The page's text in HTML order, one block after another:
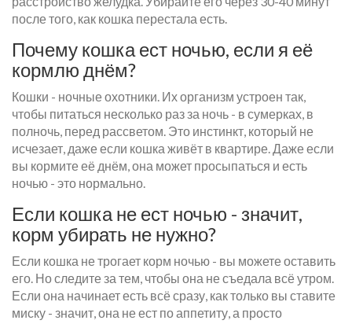
после того, как кошка перестала есть.
Почему кошка ест ночью, если я её
кормлю днём?
Кошки - ночные охотники. Их организм устроен так,
чтобы питаться несколько раз за ночь - в сумерках, в
полночь, перед рассветом. Это инстинкт, который не
исчезает, даже если кошка живёт в квартире. Даже если
вы кормите её днём, она может просыпаться и есть
ночью - это нормально.
Если кошка не ест ночью - значит,
корм убирать не нужно?
Если кошка не трогает корм ночью - вы можете оставить
его. Но следите за тем, чтобы она не съедала всё утром.
Если она начинает есть всё сразу, как только вы ставите
миску - значит, она не ест по аппетиту, а просто